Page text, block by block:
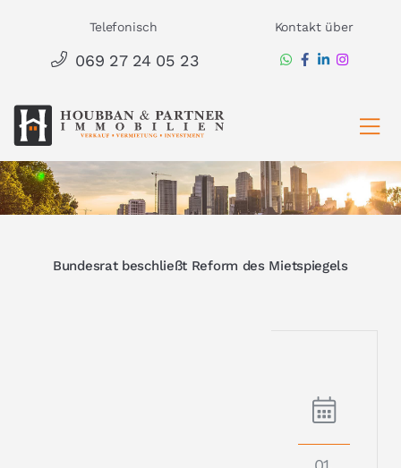
springen
Telefonisch
069 27 24 05 23
Kontakt über
Bundesrat beschließt Reform des Mietspiegels